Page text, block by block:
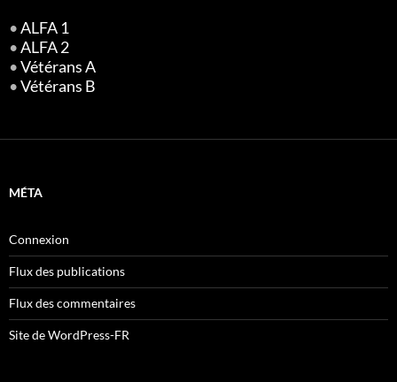
•ALFA 1
•ALFA 2
•Vétérans A
•Vétérans B
MÉTA
Connexion
Flux des publications
Flux des commentaires
Site de WordPress-FR